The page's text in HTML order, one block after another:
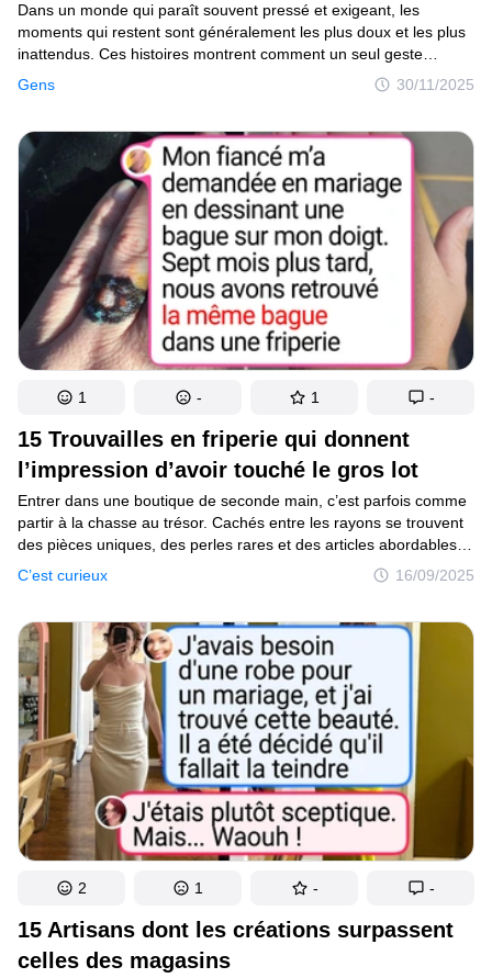
Gens 30/11/2025
Dans un monde qui paraît souvent pressé et exigeant, les
moments qui restent sont généralement les plus doux et les plus
inattendus. Ces histoires montrent comment un seul geste
de gentillesse peut traverser le stress, la peur ou la frustration
et changer l’atmosphère d’une journée entière. Qu’il s’agisse d’un
chacune montre comment la compassion peut s’élever au-dessus
de tout ce qui se dresse sur son chemin. Ces petits gestes
semblent simples, mais leur impact résonne bien au-delà
du moment où ils se produisent.
15 Trouvailles en friperie qui donnent
l’impression d’avoir touché le gros lot
C’est curieux 16/09/2025
Entrer dans une boutique de seconde main, c’est parfois comme
partir à la chasse au trésor. Cachés entre les rayons se trouvent
des pièces uniques, des perles rares et des articles abordables
qui apportent une joie immédiate. Des trouvailles de mode
pleines de style jusqu’aux objets de décoration insolites, ces
ne veut pas dire renoncer à l’élégance.
1 - 1 -
15 Artisans dont les créations surpassent
celles des magasins
2 1 - -